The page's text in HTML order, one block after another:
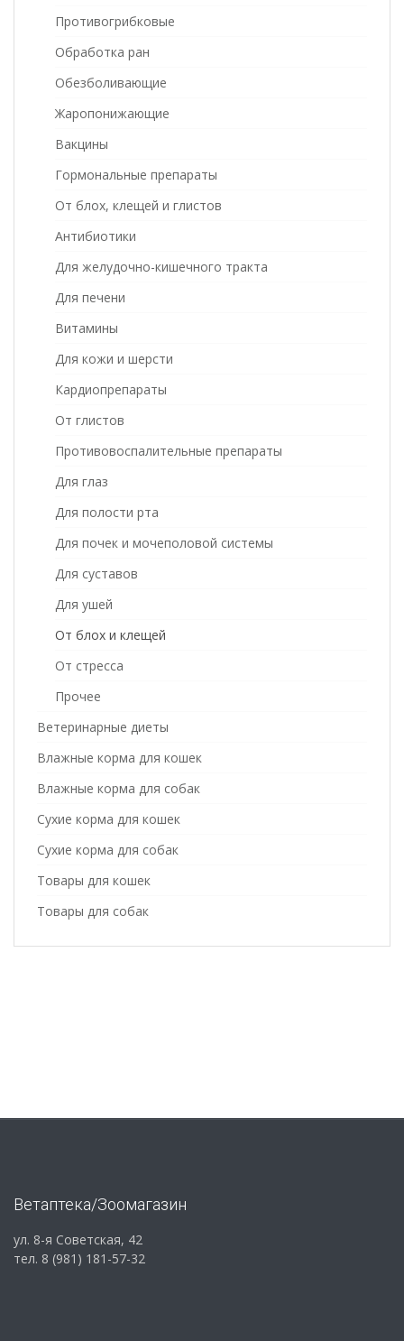
Противогрибковые
Обработка ран
Обезболивающие
Жаропонижающие
Вакцины
Гормональные препараты
От блох, клещей и глистов
Антибиотики
Для желудочно-кишечного тракта
Для печени
Витамины
Для кожи и шерсти
Кардиопрепараты
От глистов
Противовоспалительные препараты
Для глаз
Для полости рта
Для почек и мочеполовой системы
Для суставов
Для ушей
От блох и клещей
От стресса
Прочее
Ветеринарные диеты
Влажные корма для кошек
Влажные корма для собак
Сухие корма для кошек
Сухие корма для собак
Товары для кошек
Товары для собак
Ветаптека/Зоомагазин
ул. 8-я Советская, 42
тел. 8 (981) 181-57-32